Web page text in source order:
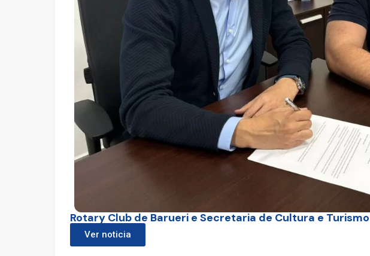
Rotary Club de Barueri e Secretaria de Cultura e
Ver noticia